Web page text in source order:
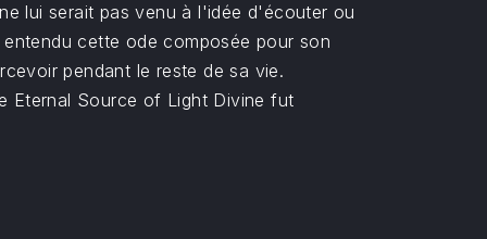
lui serait pas venu à l'idée d'écouter ou
cette ode composée pour son
pendant le reste de sa vie.
Eternal Source of Light Divine fut